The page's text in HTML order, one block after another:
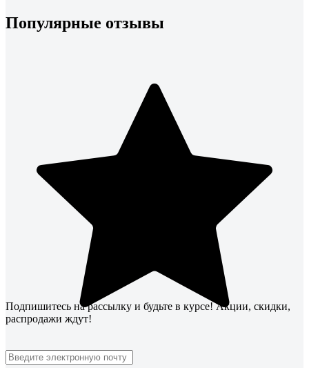
Популярные отзывы
Подпишитесь на рассылку и будьте в курсе! Акции, скидки,
распродажи ждут!